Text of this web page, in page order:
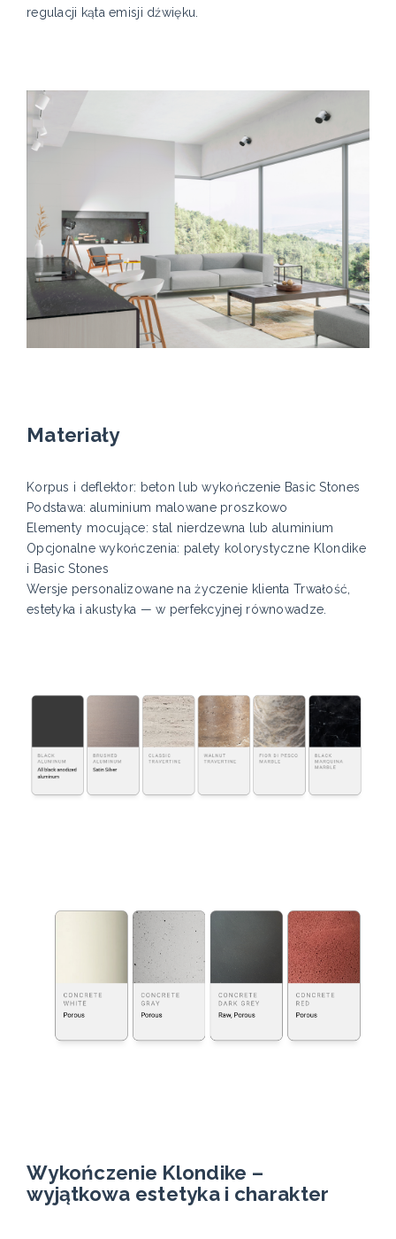
regulacji kąta emisji dźwięku.
Materiały
Korpus i deflektor: beton lub wykończenie Basic Stones
Podstawa: aluminium malowane proszkowo
Elementy mocujące: stal nierdzewna lub aluminium
Opcjonalne wykończenia: palety kolorystyczne Klondike
i Basic Stones
Wersje personalizowane na życzenie klienta Trwałość,
estetyka i akustyka — w perfekcyjnej równowadze.
Wykończenie Klondike –
wyjątkowa estetyka i charakter